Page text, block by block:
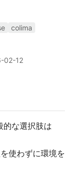
colima
02-12
な選択肢は
使わずに環境を